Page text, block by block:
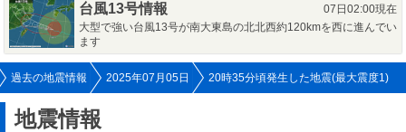
台風13号情報
07日02:00現在
大型で強い台風13号が南大東島の北北西約120kmを西に進んでい
ます
過去の地震情報 2025年07月05日 20時35分頃発生した地震(最大震度1)
地震情報